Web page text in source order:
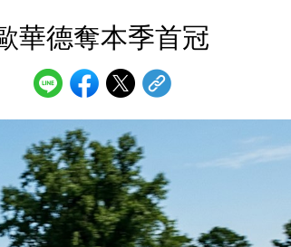
華德奪本季首冠